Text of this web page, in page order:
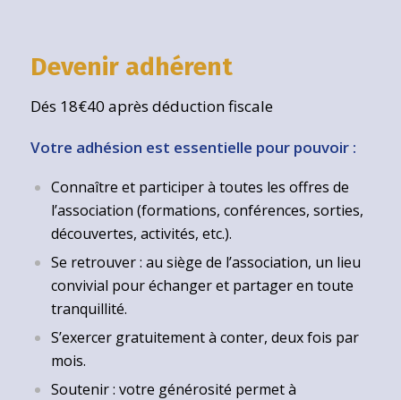
Devenir adhérent
Dés 18€40 après déduction fiscale
Votre adhésion est essentielle pour pouvoir :
Connaître et participer à toutes les offres de
l’association (formations, conférences, sorties,
découvertes, activités, etc.).
Se retrouver : au siège de l’association, un lieu
convivial pour échanger et partager en toute
tranquillité.
S’exercer gratuitement à conter, deux fois par
mois.
Soutenir : votre générosité permet à